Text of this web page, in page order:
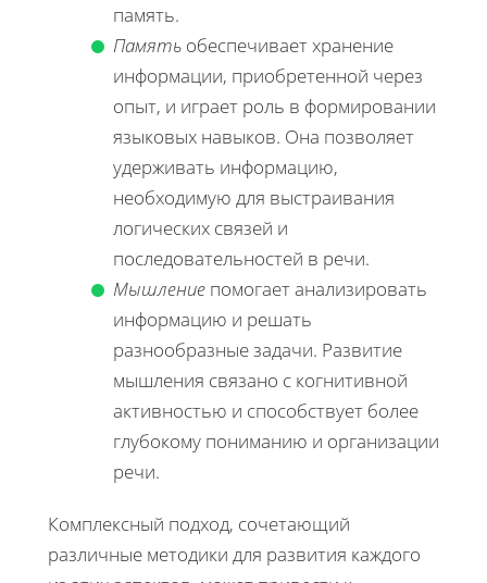
память.
Память обеспечивает хранение
информации, приобретенной через
опыт, и играет роль в формировании
языковых навыков. Она позволяет
удерживать информацию,
необходимую для выстраивания
логических связей и
последовательностей в речи.
Мышление помогает анализировать
информацию и решать
разнообразные задачи. Развитие
мышления связано с когнитивной
активностью и способствует более
глубокому пониманию и организации
речи.
Комплексный подход, сочетающий
различные методики для развития каждого